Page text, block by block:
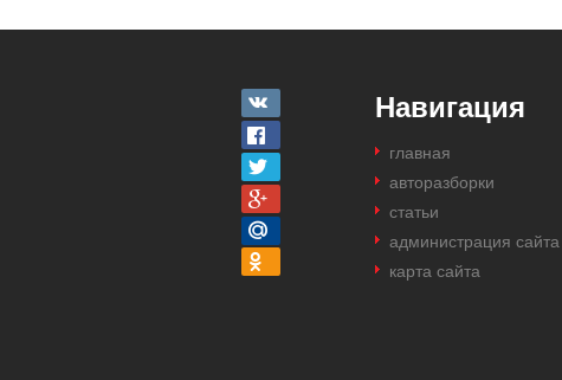
Навигация
главная
авторазборки
статьи
администрация сайта
карта сайта